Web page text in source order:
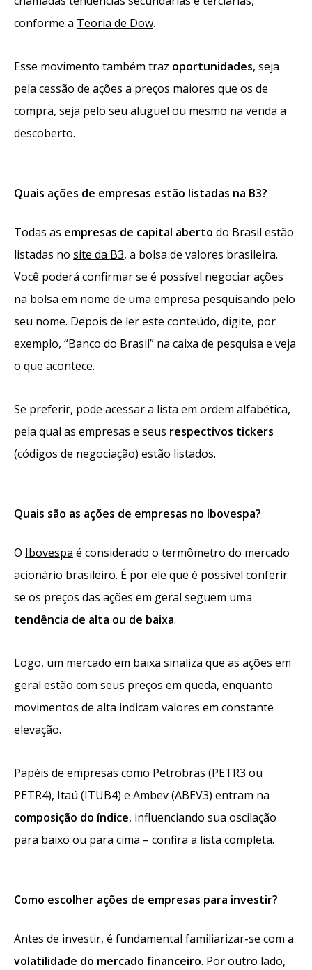
conforme a Teoria de Dow.
Esse movimento também traz oportunidades, seja
pela cessão de ações a preços maiores que os de
compra, seja pelo seu aluguel ou mesmo na venda a
descoberto.
Quais ações de empresas estão listadas na B3?
Todas as empresas de capital aberto do Brasil estão
listadas no site da B3, a bolsa de valores brasileira.
Você poderá confirmar se é possível negociar ações
na bolsa em nome de uma empresa pesquisando pelo
seu nome. Depois de ler este conteúdo, digite, por
exemplo, “Banco do Brasil” na caixa de pesquisa e veja
o que acontece.
Se preferir, pode acessar a lista em ordem alfabética,
pela qual as empresas e seus respectivos tickers
(códigos de negociação) estão listados.
Quais são as ações de empresas no Ibovespa?
O Ibovespa é considerado o termômetro do mercado
acionário brasileiro. É por ele que é possível conferir
se os preços das ações em geral seguem uma
tendência de alta ou de baixa.
Logo, um mercado em baixa sinaliza que as ações em
geral estão com seus preços em queda, enquanto
movimentos de alta indicam valores em constante
elevação.
Papéis de empresas como Petrobras (PETR3 ou
PETR4), Itaú (ITUB4) e Ambev (ABEV3) entram na
composição do índice, influenciando sua oscilação
para baixo ou para cima – confira a lista completa.
Como escolher ações de empresas para investir?
Antes de investir, é fundamental familiarizar-se com a
volatilidade do mercado financeiro. Por outro lado,